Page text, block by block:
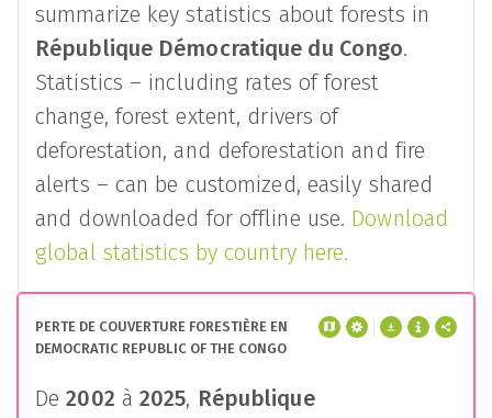
summarize key statistics about forests in
République Démocratique du Congo.
Statistics – including rates of forest
change, forest extent, drivers of
deforestation, and deforestation and fire
alerts – can be customized, easily shared
and downloaded for offline use. Download
global statistics by country here.
PERTE DE COUVERTURE FORESTIÈRE EN
DEMOCRATIC REPUBLIC OF THE CONGO
De2002 à2025, République